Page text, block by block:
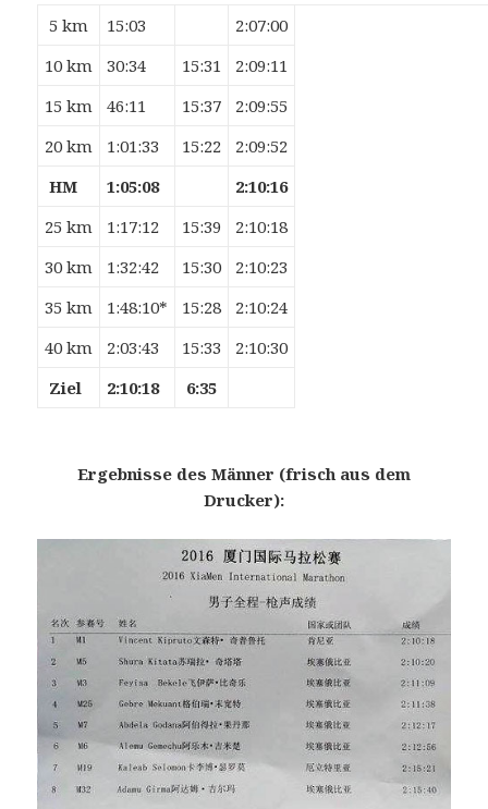
5 km 15:03
2:07:00
10 km
30:34 15:31
2:09:11
15 km
46:11 15:37
2:09:55
20 km
1:01:33 15:22
2:09:52
HM
1:05:08
2:10:16
25 km
1:17:12 15:39
2:10:18
30 km
1:32:42 15:30
2:10:23
35 km
1:48:10* 15:28
2:10:24
40 km
2:03:43 15:33
2:10:30
Ziel
2:10:18 6:35
Ergebnisse des Männer (frisch aus dem
Drucker):